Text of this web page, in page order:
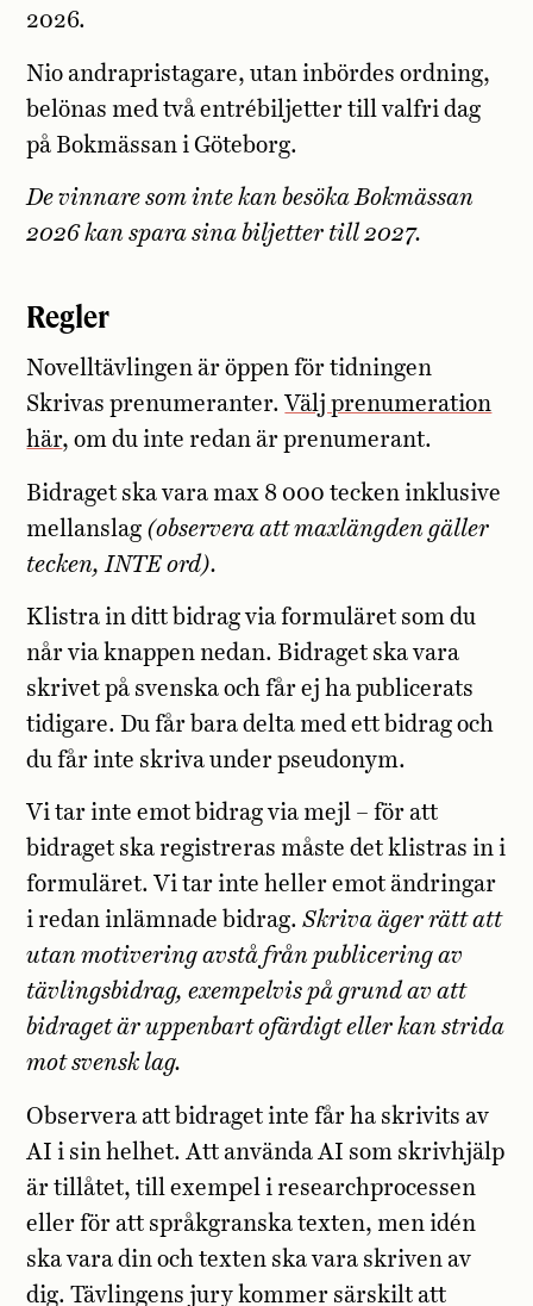
2026.
Nio andrapristagare, utan inbördes ordning,
belönas med två entrébiljetter till valfri dag
på Bokmässan i Göteborg.
De vinnare som inte kan besöka Bokmässan
2026 kan spara sina biljetter till 2027.
Regler
Novelltävlingen är öppen för tidningen
Skrivas prenumeranter. Välj prenumeration
här, om du inte redan är prenumerant.
Bidraget ska vara max 8 000 tecken inklusive
mellanslag (observera att maxlängden gäller
tecken, INTE ord).
Klistra in ditt bidrag via formuläret som du
når via knappen nedan. Bidraget ska vara
skrivet på svenska och får ej ha publicerats
tidigare. Du får bara delta med ett bidrag och
du får inte skriva under pseudonym.
Vi tar inte emot bidrag via mejl – för att
bidraget ska registreras måste det klistras in i
formuläret. Vi tar inte heller emot ändringar
i redan inlämnade bidrag.Skriva äger rätt att
utan motivering avstå från publicering av
tävlingsbidrag, exempelvis på grund av att
bidraget är uppenbart ofärdigt eller kan strida
mot svensk lag.
Observera att bidraget inte får ha skrivits av
AI i sin helhet. Att använda AI som skrivhjälp
är tillåtet, till exempel i researchprocessen
eller för att språkgranska texten, men idén
ska vara din och texten ska vara skriven av
dig. Tävlingens jury kommer särskilt att